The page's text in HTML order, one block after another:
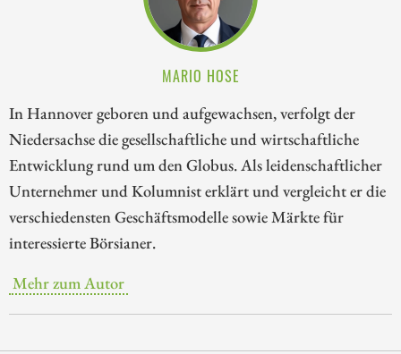
MARIO HOSE
In Hannover geboren und aufgewachsen, verfolgt der
Niedersachse die gesellschaftliche und wirtschaftliche
Entwicklung rund um den Globus. Als leidenschaftlicher
Unternehmer und Kolumnist erklärt und vergleicht er die
verschiedensten Geschäftsmodelle sowie Märkte für
interessierte Börsianer.
Mehr zum Autor